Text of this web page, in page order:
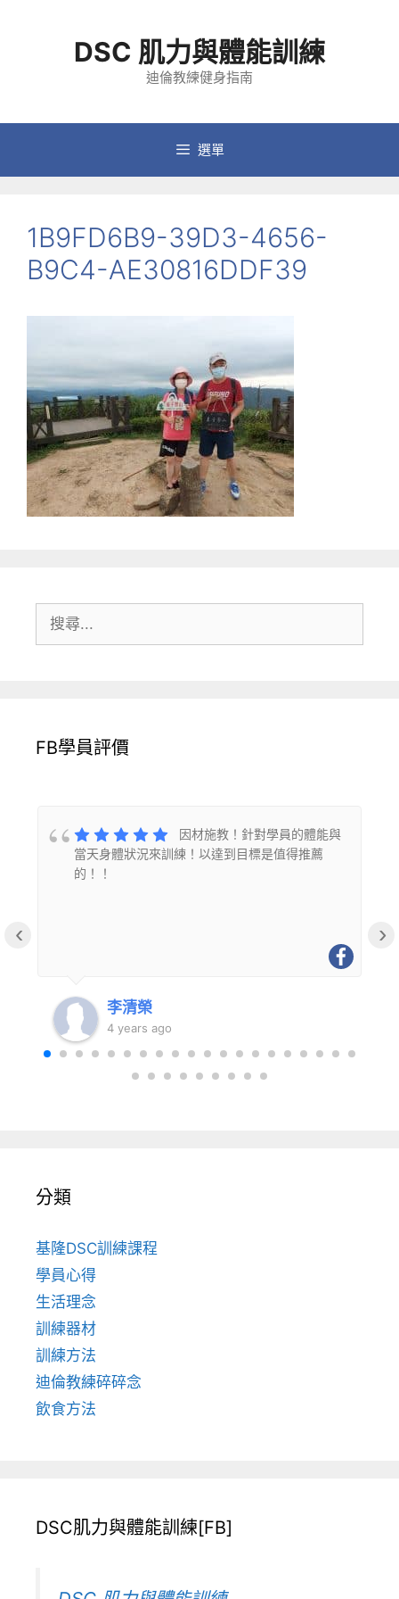
容
DSC 肌力與體能訓練
迪倫教練健身指南
選單
1B9FD6B9-39D3-4656-
B9C4-AE30816DDF39
尋:
FB學員評價
因材施教！針對學員的體能與
當天身體狀況來訓練！以達到目標是值得推薦
的！！
李清榮
4 years ago
‹ ›
分類
基隆DSC訓練課程
學員心得
生活理念
訓練器材
訓練方法
迪倫教練碎碎念
飲食方法
DSC肌力與體能訓練[FB]